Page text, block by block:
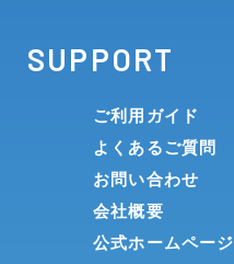
SUPPORT
ご利用ガイド
よくあるご質問
お問い合わせ
会社概要
公式ホームページ